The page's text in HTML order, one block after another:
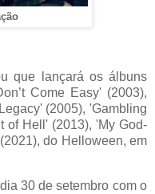
que lançará os álbuns
Come Easy' (2003),
(2005), 'Gambling
of Hell' (2013), 'My God-
do Helloween, em
30 de setembro com o